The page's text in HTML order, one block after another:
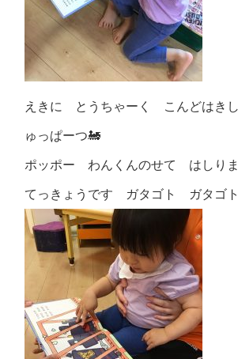
えきに とうちゃーく こんどはき
ゅっぱーつ🚂
ポッポー わんくんのせて はしり
てっきょうです ガタゴト ガタゴト